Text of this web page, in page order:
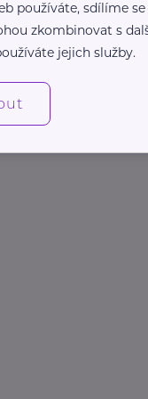
používáte, sdílíme
zkombinovat s
jejich služby.